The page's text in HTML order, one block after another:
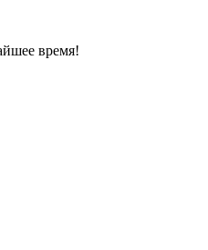
время!